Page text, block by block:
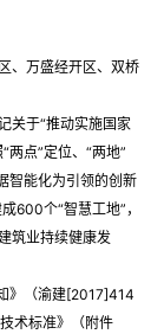
、万盛经开区、双桥
于“推动实施国家
点”定位、“两地”
智能化为引领的创新
600个“智慧工地”，
筑业持续健康发
》（渝建[2017]414
术标准》（附件